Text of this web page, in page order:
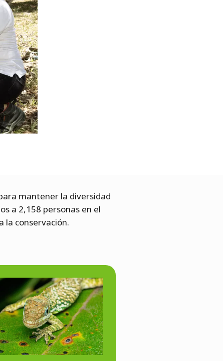
mantener la diversidad
a 2,158 personas en el
la conservación.